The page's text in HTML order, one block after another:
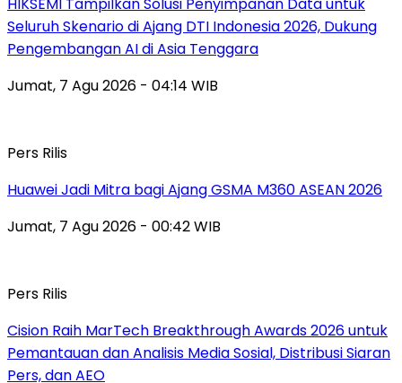
Seluruh Skenario di Ajang DTI Indonesia 2026, Dukung
Pengembangan AI di Asia Tenggara
Jumat, 7 Agu 2026 - 04:14 WIB
Pers Rilis
Huawei Jadi Mitra bagi Ajang GSMA M360 ASEAN 2026
Jumat, 7 Agu 2026 - 00:42 WIB
Pers Rilis
Cision Raih MarTech Breakthrough Awards 2026 untuk
Pemantauan dan Analisis Media Sosial, Distribusi Siaran
Pers, dan AEO